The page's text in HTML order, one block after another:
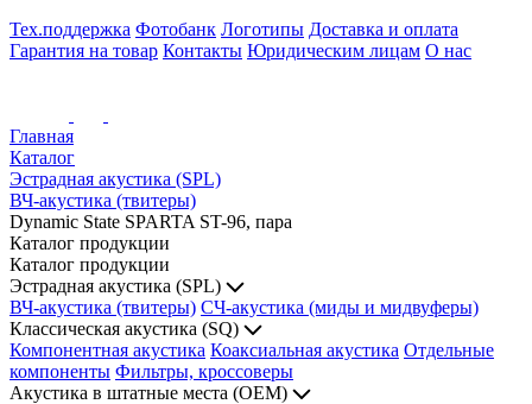
Тех.поддержка Фотобанк Логотипы Доставка и оплата
Гарантия на товар Контакты Юридическим лицам О нас
Главная
Каталог
Эстрадная акустика (SPL)
ВЧ-акустика (твитеры)
Dynamic State SPARTA ST-96, пара
Каталог продукции
Каталог продукции
Эстрадная акустика (SPL)
ВЧ-акустика (твитеры) СЧ-акустика (миды и мидвуферы)
Классическая акустика (SQ)
Компонентная акустика Коаксиальная акустика Отдельные
компоненты Фильтры, кроссоверы
Акустика в штатные места (OEM)